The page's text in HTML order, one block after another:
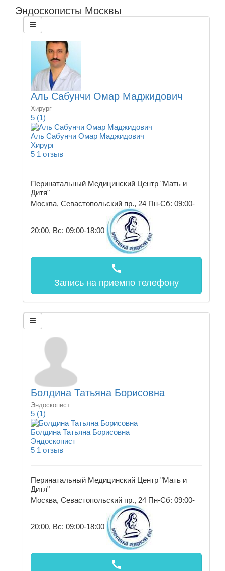
Эндоскописты Москвы
Аль Сабунчи Омар Маджидович
Хирург
5 (1)
Аль Сабунчи Омар Маджидович
Хирург
5 1 отзыв
Перинатальный Медицинский Центр "Мать и
Дитя"
Москва, Севастопольский пр., 24 Пн-Сб: 09:00-
20:00, Вс: 09:00-18:00
call
Запись на приемпо телефону
Болдина Татьяна Борисовна
Эндоскопист
5 (1)
Болдина Татьяна Борисовна
Эндоскопист
5 1 отзыв
Перинатальный Медицинский Центр "Мать и
Дитя"
Москва, Севастопольский пр., 24 Пн-Сб: 09:00-
20:00, Вс: 09:00-18:00
call